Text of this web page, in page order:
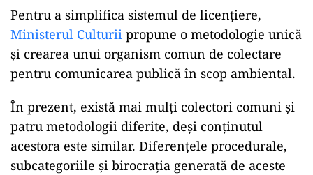
Pentru a simplifica sistemul de licențiere,
Ministerul Culturii propune o metodologie unică
și crearea unui organism comun de colectare
pentru comunicarea publică în scop ambiental.
În prezent, există mai mulți colectori comuni și
patru metodologii diferite, deși conținutul
acestora este similar. Diferențele procedurale,
subcategoriile și birocrația generată de aceste